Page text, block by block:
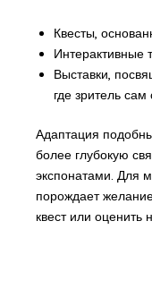
Квесты,
Интерактивные
Выставки,
где зритель
Адаптация
более глубокую
экспонатами. Для
порождает
квест или оценить